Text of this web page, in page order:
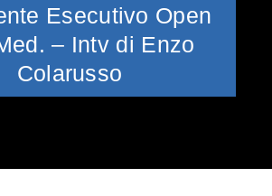
Esecutivo Open
– Intv di Enzo
Colarusso